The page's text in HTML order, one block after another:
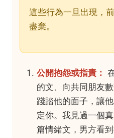
這些行為一旦出現，
盡棄。
公開抱怨或指責：
的文、向共同朋友
踐踏他的面子，讓
定你。我見過一個
篇情緒文，男方看